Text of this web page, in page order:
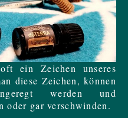
ein Zeichen unseres
diese Zeichen, können
werden und
oder gar verschwinden.